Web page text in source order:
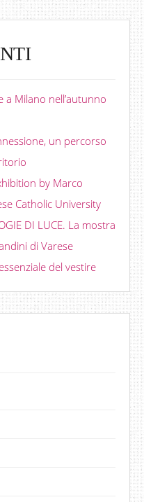
Milano nell’autunno
un percorso
by Marco
Catholic University
DI LUCE. La mostra
di Varese
del vestire